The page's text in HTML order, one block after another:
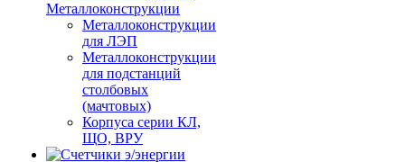
Металлоконструкции
Металлоконструкции
для ЛЭП
Металлоконструкции
для подстанций
столбовых
(мачтовых)
Корпуса серии КЛ,
ЩО, ВРУ